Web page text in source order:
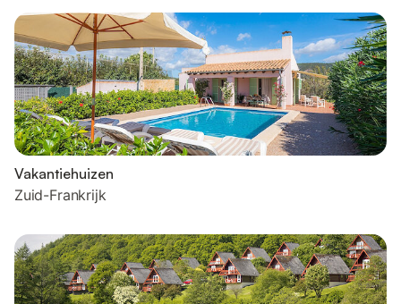
Vakantiehuizen
Zuid-Frankrijk